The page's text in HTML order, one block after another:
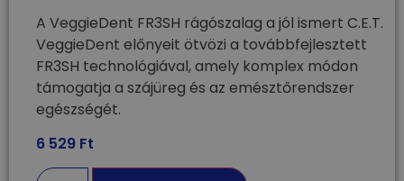
A VeggieDent FR3SH rágószalag a jól ismert C.E.T.
VeggieDent előnyeit ötvözi a továbbfejlesztett
FR3SH technológiával, amely komplex módon
támogatja a szájüreg és az emésztőrendszer
egészségét.
6 529 Ft